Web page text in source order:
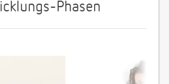
Phasen